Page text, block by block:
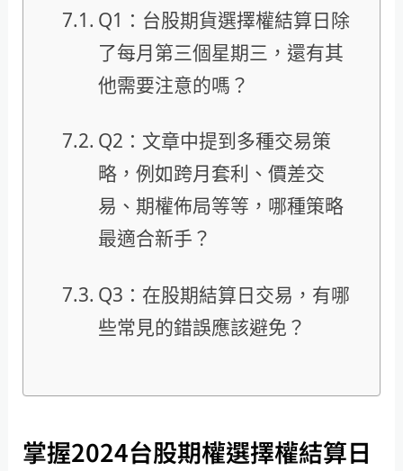
Q1：台股期貨選擇權結算日除
了每月第三個星期三，還有其
他需要注意的嗎？
Q2：文章中提到多種交易策
略，例如跨月套利、價差交
易、期權佈局等等，哪種策略
最適合新手？
Q3：在股期結算日交易，有哪
些常見的錯誤應該避免？
掌握2024台股期權選擇權結算日